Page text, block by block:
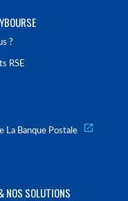
?
RSE
La Banque Postale
NOS SOLUTIONS